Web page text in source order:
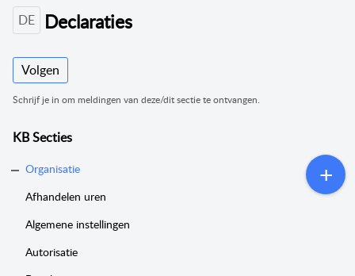
DE Declaraties
Volgen
Schrijf je in om meldingen van deze/dit sectie te ontvangen.
KB Secties
Organisatie
Afhandelen uren
Algemene instellingen
Autorisatie